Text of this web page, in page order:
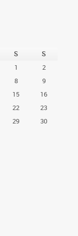
S
S
1
2
8
9
15
16
22
23
29
30